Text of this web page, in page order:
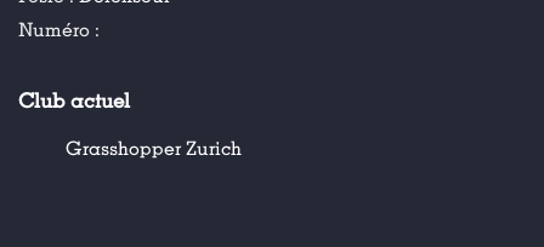
Numéro :
Club actuel
Grasshopper Zurich